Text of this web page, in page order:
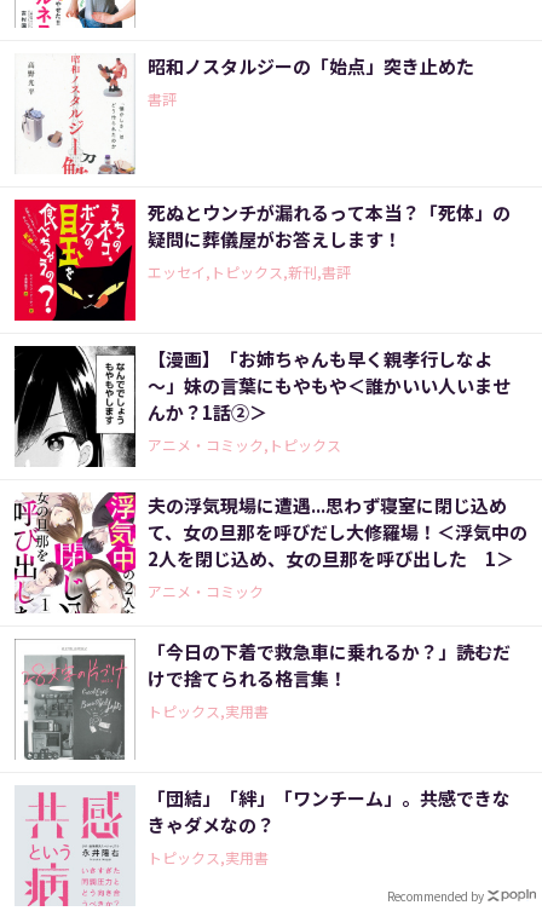
昭和ノスタルジーの「始点」突き止めた
書評
死ぬとウンチが漏れるって本当？「死体」の
疑問に葬儀屋がお答えします！
エッセイ,トピックス,新刊,書評
【漫画】「お姉ちゃんも早く親孝行しなよ
～」妹の言葉にもやもや＜誰かいい人いませ
んか？1話②＞
アニメ・コミック,トピックス
夫の浮気現場に遭遇...思わず寝室に閉じ込め
て、女の旦那を呼びだし大修羅場！＜浮気中の
2人を閉じ込め、女の旦那を呼び出した 1＞
アニメ・コミック
「今日の下着で救急車に乗れるか？」――読むだ
けで捨てられる格言集！
トピックス,実用書
「団結」「絆」「ワンチーム」。共感できな
きゃダメなの？
トピックス,実用書
Recommended by